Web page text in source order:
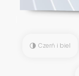
Czerń i biel